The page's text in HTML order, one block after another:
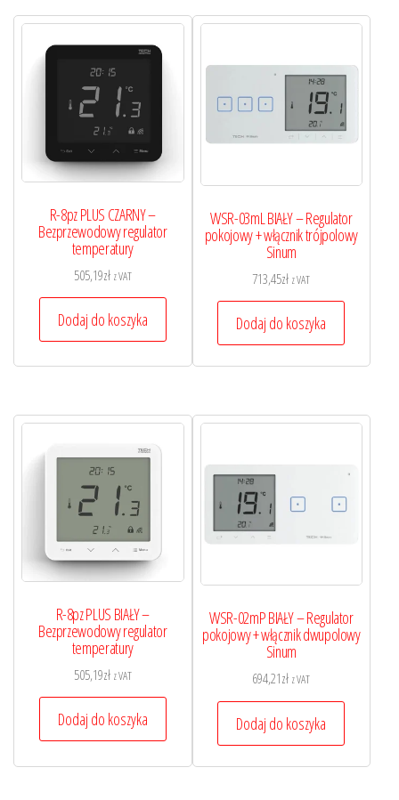
R-8pz PLUS CZARNY –
Bezprzewodowy regulator
temperatury
505,19zł z VAT
Dodaj do koszyka
WSR-03mL BIAŁY – Regulator
pokojowy + włącznik trójpolowy
Sinum
713,45zł z VAT
Dodaj do koszyka
R-8pz PLUS BIAŁY –
Bezprzewodowy regulator
temperatury
505,19zł z VAT
Dodaj do koszyka
WSR-02mP BIAŁY – Regulator
pokojowy + włącznik dwupolowy
Sinum
694,21zł z VAT
Dodaj do koszyka